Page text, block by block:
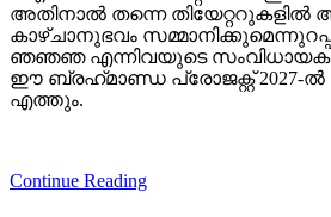
ഞഞഞ എന്നിവയുടെ സംവിധായകന്‍
ഈ ബ്രഹ്‌മാണ്ഡ പ്രോജക്റ്റ് 2027-ല്‍
എത്തും.
Film